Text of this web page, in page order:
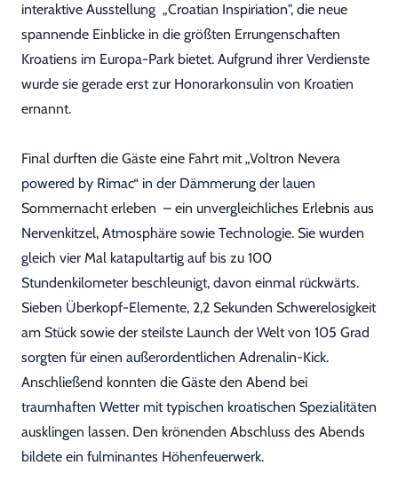
interaktive Ausstellung „Croatian Inspiriation", die neue
spannende Einblicke in die größten Errungenschaften
Kroatiens im Europa-Park bietet. Aufgrund ihrer Verdienste
wurde sie gerade erst zur Honorarkonsulin von Kroatien
ernannt.
Final durften die Gäste eine Fahrt mit „Voltron Nevera
powered by Rimac“ in der Dämmerung der lauen
Sommernacht erleben – ein unvergleichliches Erlebnis aus
Nervenkitzel, Atmosphäre sowie Technologie. Sie wurden
gleich vier Mal katapultartig auf bis zu 100
Stundenkilometer beschleunigt, davon einmal rückwärts.
Sieben Überkopf-Elemente, 2,2 Sekunden Schwerelosigkeit
am Stück sowie der steilste Launch der Welt von 105 Grad
sorgten für einen außerordentlichen Adrenalin-Kick.
Anschließend konnten die Gäste den Abend bei
traumhaften Wetter mit typischen kroatischen Spezialitäten
ausklingen lassen. Den krönenden Abschluss des Abends
bildete ein fulminantes Höhenfeuerwerk.